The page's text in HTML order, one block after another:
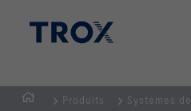
Produits Systèmes